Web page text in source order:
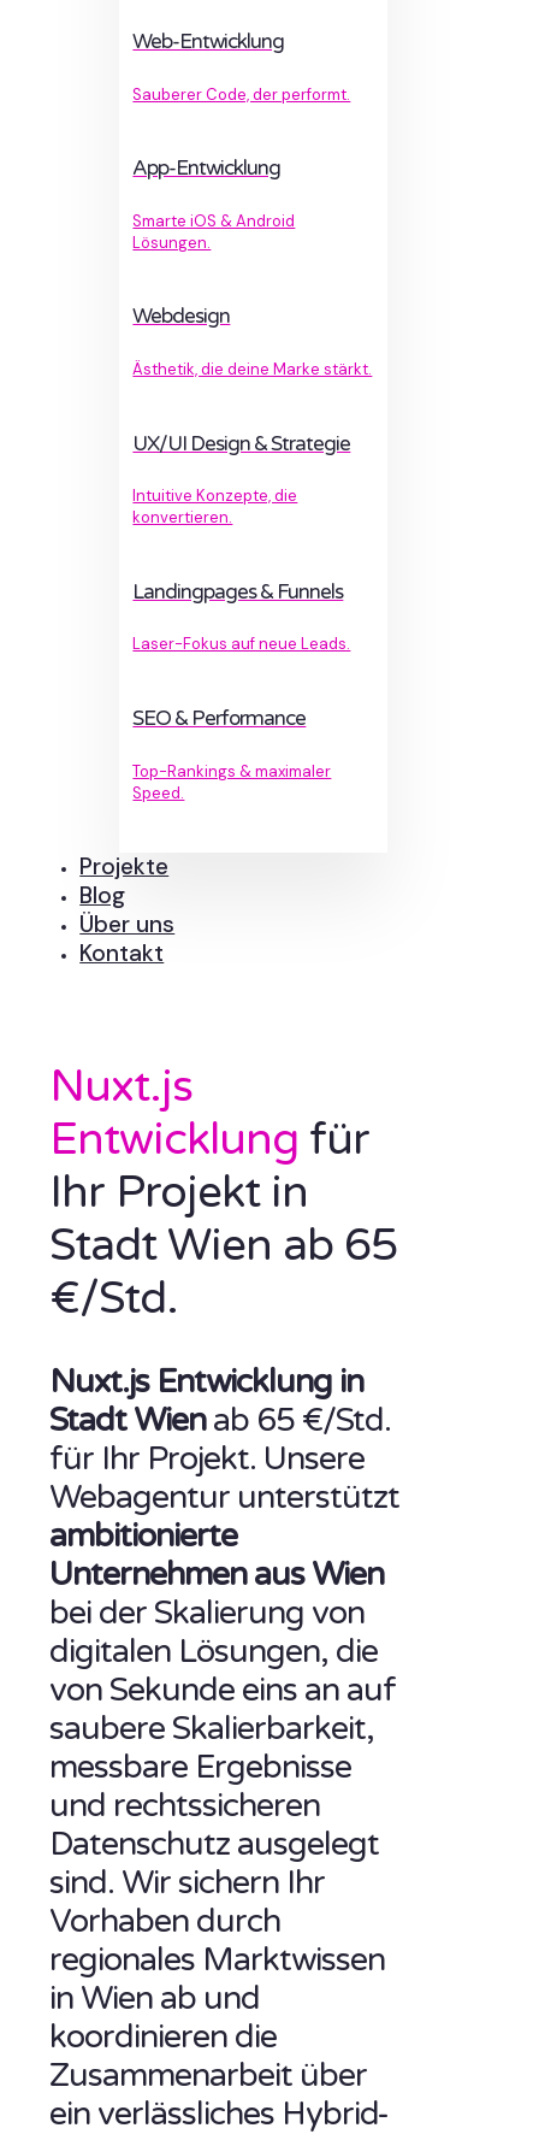
Web-Entwicklung
Sauberer Code, der performt.
App-Entwicklung
Smarte iOS & Android
Lösungen.
Webdesign
Ästhetik, die deine Marke stärkt.
UX/UI Design & Strategie
Intuitive Konzepte, die
konvertieren.
Landingpages & Funnels
Laser-Fokus auf neue Leads.
SEO & Performance
Top-Rankings & maximaler
Speed.
Projekte
Blog
Über uns
Kontakt
Nuxt.js
Entwicklung für
Ihr Projekt in
Stadt Wien ab 65
€/Std.
Nuxt.js Entwicklung in
Stadt Wienab 65 €/Std.
für Ihr Projekt. Unsere
Webagentur unterstützt
ambitionierte
Unternehmen aus Wien
bei der Skalierung von
digitalen Lösungen, die
von Sekunde eins an auf
saubere Skalierbarkeit,
messbare Ergebnisse
und rechtssicheren
Datenschutz ausgelegt
sind. Wir sichern Ihr
Vorhaben durch
regionales Marktwissen
in Wien ab und
koordinieren die
Zusammenarbeit über
ein verlässliches Hybrid-